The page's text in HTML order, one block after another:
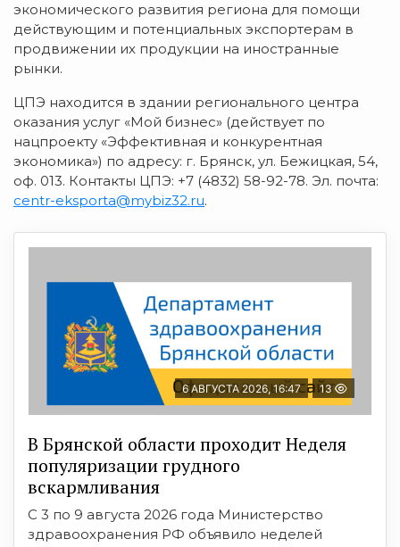
экономического развития региона для помощи
действующим и потенциальных экспортерам в
продвижении их продукции на иностранные
рынки.
ЦПЭ находится в здании регионального центра
оказания услуг «Мой бизнес» (действует по
нацпроекту «Эффективная и конкурентная
экономика») по адресу: г. Брянск, ул. Бежицкая, 54,
оф. 013. Контакты ЦПЭ: +7 (4832) 58-92-78. Эл. почта:
centr-eksporta@mybiz32.ru.
6 АВГУСТА 2026, 16:47 13
В Брянской области проходит Неделя
популяризации грудного
вскармливания
С 3 по 9 августа 2026 года Министерство
здравоохранения РФ объявило неделей